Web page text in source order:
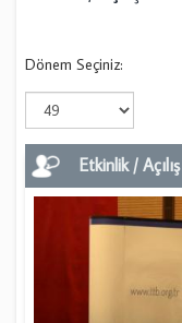
Dönem Seçiniz:
Etkinlik /